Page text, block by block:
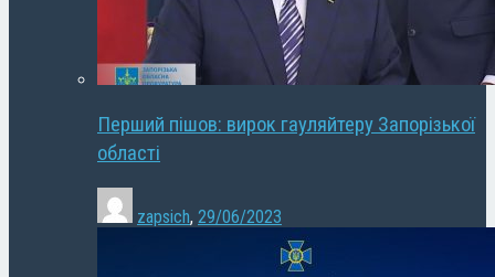
Перший пішов: вирок гауляйтеру Запорізької
області
zapsich, 29/06/2023